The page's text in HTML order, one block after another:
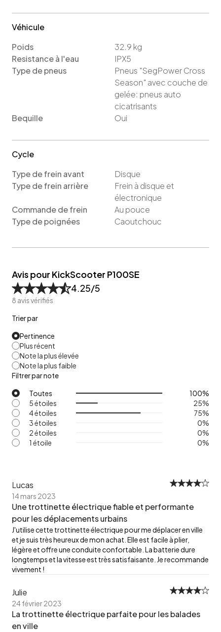
Véhicule
Poids
32.9 kg
Resistance à l'eau
IPX5
Type de pneus
Pneus "SegPower Cross
Season" avec couche de
gelée: pneus auto
cicatrisants
Bequille
Oui
Cycle
Type de frein avant
Disque
Type de frein arrière
Frein à disque et
électronique
Commande de frein
Au pouce
Type de poignées
Caoutchouc
Avis pour KickScooter P100SE
4.25/5
8 avis vérifiés
Trier par
Pertinence
Plus récent
Note la plus élevée
Note la plus faible
Filtrer par note
Toutes
100%
5 étoiles
25%
4 étoiles
75%
3 étoiles
0%
2 étoiles
0%
1 étoile
0%
Lucas
14 mars 2023
Une trottinette électrique fiable et performante
pour les déplacements urbains
J'utilise cette trottinette électrique pour me déplacer en ville
et je suis très heureux de mon achat. Elle est facile à plier,
légère et offre une conduite confortable. La batterie dure
longtemps et la vitesse est très satisfaisante. Je recommande
vivement !
Julie
24 février 2023
La trottinette électrique parfaite pour les balades
en ville